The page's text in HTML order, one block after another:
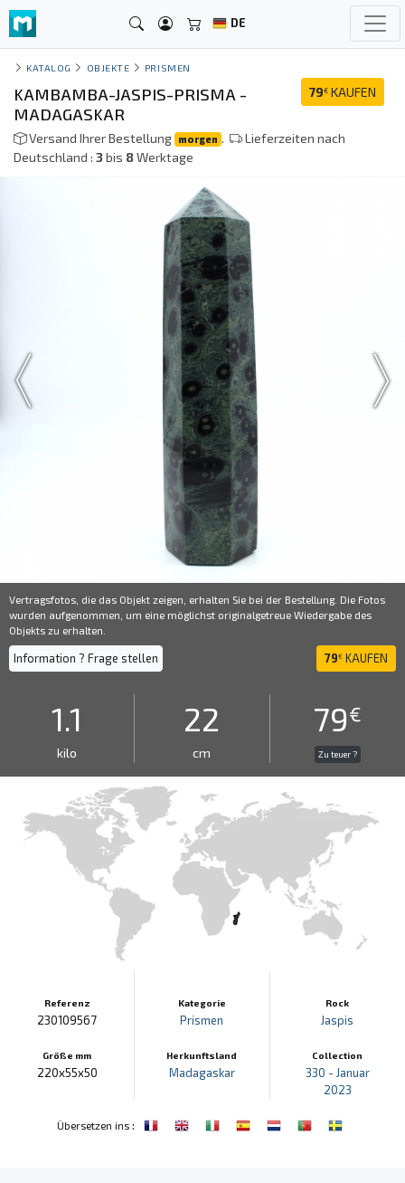
DE
KATALOG OBJEKTE PRISMEN
79€ KAUFEN
KAMBAMBA-JASPIS-PRISMA -
MADAGASKAR
Versand Ihrer Bestellung morgen .
Lieferzeiten nach
Deutschland : 3bis 8Werktage
Vertragsfotos, die das Objekt zeigen, erhalten Sie bei der Bestellung. Die Fotos
wurden aufgenommen, um eine möglichst originalgetreue Wiedergabe des
Objekts zu erhalten.
Information ? Frage stellen 79€ KAUFEN
1.1
kilo
22
cm
79€
Zu teuer ?
Referenz
230109567
Größe mm
220x55x50
Kategorie
Prismen
Herkunftsland
Madagaskar
Rock
Jaspis
Collection
330 - Januar
2023
Übersetzen ins: